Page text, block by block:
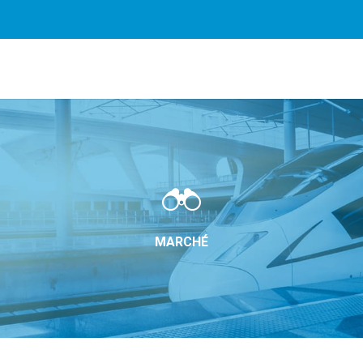
MARCHÉ
plus facilement. En utilisant nos services, vous nous
cookies. En savoir plus OK